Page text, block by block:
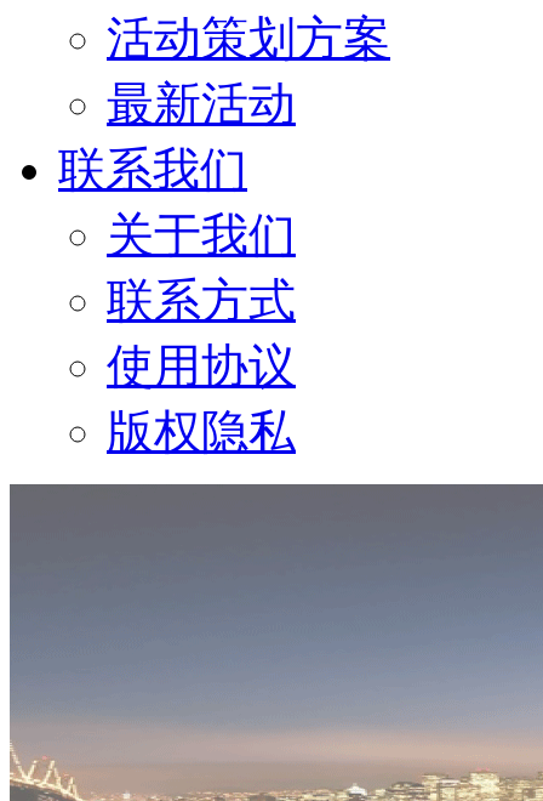
活动策划方案
最新活动
联系我们
关于我们
联系方式
使用协议
版权隐私